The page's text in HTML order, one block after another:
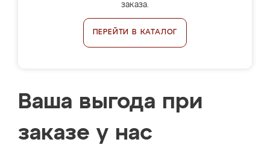
заказа.
ПЕРЕЙТИ В КАТАЛОГ
Ваша выгода при
заказе у нас